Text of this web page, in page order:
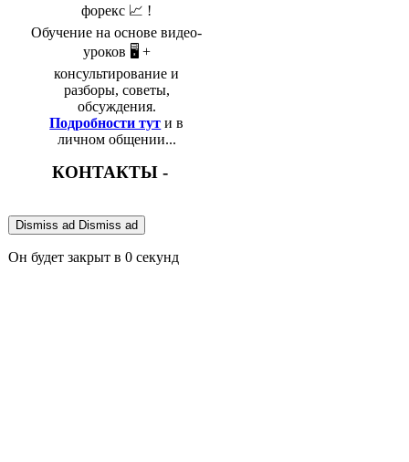
форекс 📈 !
Обучение на основе видео-
уроков 🖥️ +
консультирование и
разборы, советы,
обсуждения.
Подробности тут и в
личном общении...
КОНТАКТЫ -
Dismiss ad Dismiss ad
Он будет закрыт в 0 секунд